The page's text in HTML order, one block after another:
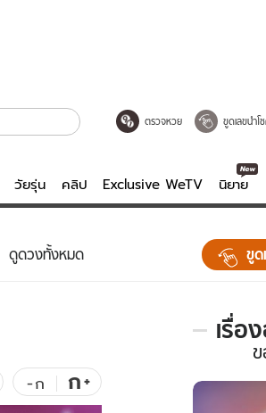
ตรวจหวย ขูดเลขนำโ
วัยรุ่น คลิป Exclusive WeTV นิยาย
คลิป
พอดแคสต์
ดูดวงทั้งหมด ขูด
-ก ก+
เรื่อ
เรื่อง
ใน
รอบ